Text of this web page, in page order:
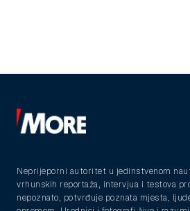
Neprijeporni autoritet u jedinstvenom
vrhunskih reportaža, intervjua i testova
nepoznato, potvrđuje poznata mjesta,